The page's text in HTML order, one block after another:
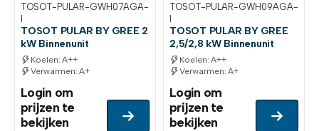
Koelen: A++
Verwarmen: A+
TOSOT-PULAR-GWH07AGA-
TOSOT PULAR BY GREE 2
kW Binnenunit
Login om
prijzen te
bekijken
Koelen: A++
Verwarmen: A+
TOSOT-PULAR-GWH09AGA-
TOSOT PULAR BY GREE
2,5/2,8 kW Binnenunit
Login om
prijzen te
bekijken